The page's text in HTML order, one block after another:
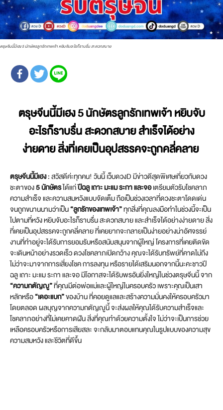
ตรุษจีนนี้มีเฮง 5 นักษัตรลูกรักเทพเจ้า หยิบจับอะไรก็ราบรื่น สะดวกสบาย
ตรุษจีนนี้มีเฮง5 นักษัตรลูกรักเทพเจ้า หยิบจับ
อะไรก็ราบรื่น สะดวกสบาย สำเร็จได้อย่าง
ง่ายดาย สิ่งที่เคยเป็นอุปสรรคจะถูกคลี่คลาย
ตรุษจีนนี้มีเฮง: สวัสดีค่ะทุกคน! วันนี้ เว็บดวงD มีข่าวดีสุดพิเศษเกี่ยวกับดวง
ชะตาของ5 นักษัตรได้แก่ปีฉลู เถาะ มะแม ระกา และจอเตรียมตัวรับโชคลาภ
ความสำเร็จ และความสมหวังแบบจัดเต็ม ถือเป็นช่วงเวลาที่ดวงชะตาโดดเด่น
จนถูกขนานนามว่าเป็น“ลูกรักของเทพเจ้า”ทุกสิ่งที่คุณลงมือทำในช่วงนี้จะเป็น
ไปตามที่หวัง หยิบจับอะไรก็ราบรื่น สะดวกสบาย และสำเร็จได้อย่างง่ายดาย สิ่ง
ที่เคยเป็นอุปสรรคจะถูกคลี่คลาย ที่เคยยากจะกลายเป็นง่ายอย่างน่าอัศจรรย์
งานที่ทำอยู่จะได้รับการยอมรับหรือสนับสนุนจากผู้ใหญ่ โครงการที่เคยติดขัด
จะเดินหน้าอย่างรวดเร็ว ดวงโชคลาภเปิดกว้าง คุณจะได้รับทรัพย์ที่คาดไม่ถึง
ไม่ว่าจะมาจากการเสี่ยงโชค การลงทุน หรือรายได้เสริมนอกจากนี้นะคะชาวปี
ฉลู เถาะ มะแม ระกา และจอ มีโอกาสจะได้รับพรอันยิ่งใหญ่ในช่วงตรุษจีนนี้ จาก
“ความกตัญญู”ที่คุณมีต่อพ่อแม่และผู้ใหญ่ในครอบครัว เพราะคุณเป็นเสา
หลักหรือ“เดอะแบก”ของบ้าน ที่คอยดูแลและสร้างความมั่นคงให้ครอบครัวมา
โดยตลอด ผลบุญจากความกตัญญูนี้ จะส่งผลให้คุณได้รับความสำเร็จและ
โชคลาภอย่างที่ไม่เคยคาดฝัน สิ่งที่คุณทำด้วยความตั้งใจ ไม่ว่าจะเป็นการช่วย
เหลือครอบครัวหรือการเสียสละ จะกลับมาตอบแทนคุณในรูปแบบของความสุข
ความสมหวัง และชีวิตที่ดีขึ้น